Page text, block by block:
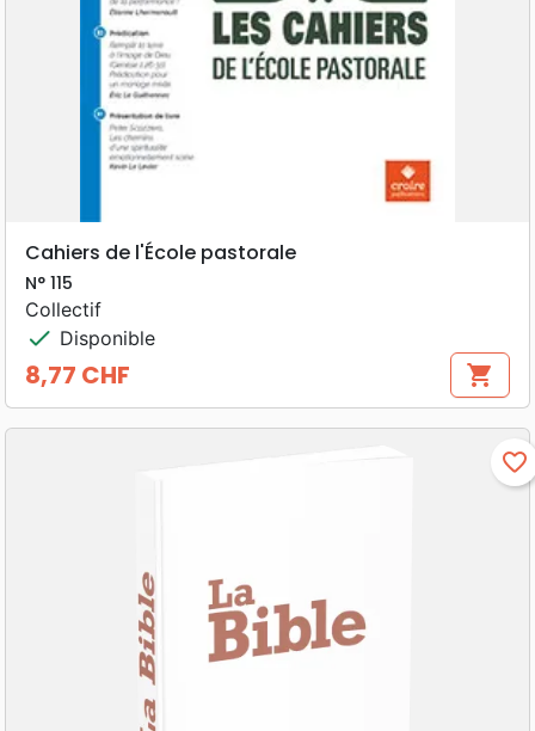
Cahiers de l'École pastorale
N° 115
Collectif
check Disponible
Prix
8,77 CHF shopping_cart
favorite_border